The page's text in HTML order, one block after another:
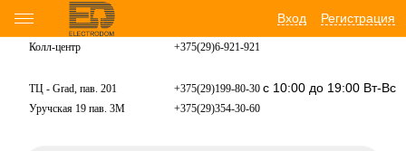
Вход Регистрация
Колл-центр +375(29)6-921-921
ТЦ - Grad, пав. 201 +375(29)199-80-30 с 10:00 до 19:00 Вт-Вс
Уручская 19 пав. 3М +375(29)354-30-60